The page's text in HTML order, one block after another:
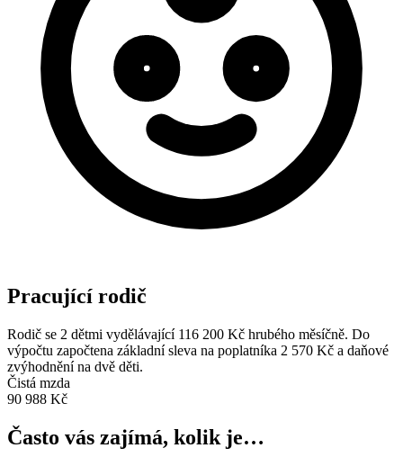
Pracující rodič
Rodič se 2 dětmi vydělávající 116 200 Kč hrubého měsíčně. Do
výpočtu započtena základní sleva na poplatníka 2 570 Kč a daňové
zvýhodnění na dvě děti.
Čistá mzda
90 988 Kč
Často vás zajímá, kolik je…